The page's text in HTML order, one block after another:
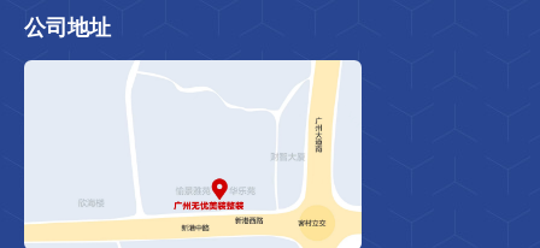
公司地址